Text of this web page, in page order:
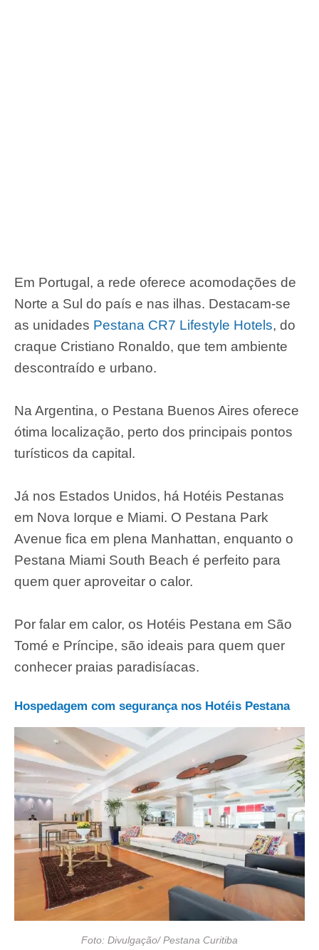
Em Portugal, a rede oferece acomodações de
Norte a Sul do país e nas ilhas. Destacam-se
as unidades Pestana CR7 Lifestyle Hotels, do
craque Cristiano Ronaldo, que tem ambiente
descontraído e urbano.
Na Argentina, o Pestana Buenos Aires oferece
ótima localização, perto dos principais pontos
turísticos da capital.
Já nos Estados Unidos, há Hotéis Pestanas
em Nova Iorque e Miami. O Pestana Park
Avenue fica em plena Manhattan, enquanto o
Pestana Miami South Beach é perfeito para
quem quer aproveitar o calor.
Por falar em calor, os Hotéis Pestana em São
Tomé e Príncipe, são ideais para quem quer
conhecer praias paradisíacas.
Hospedagem com segurança nos Hotéis Pestana
Foto: Divulgação/ Pestana Curitiba